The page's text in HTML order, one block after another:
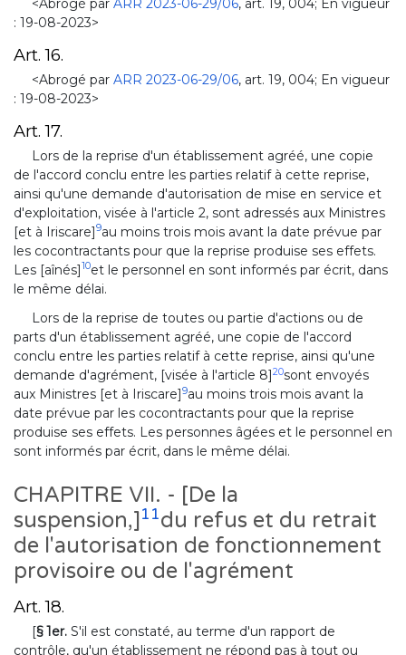
: 19-08-2023>
Art. 16.
<Abrogé par ARR 2023-06-29/06, art. 19, 004; En vigueur
: 19-08-2023>
Art. 17.
Lors de la reprise d'un établissement agréé, une copie
de l'accord conclu entre les parties relatif à cette reprise,
ainsi qu'une demande d'autorisation de mise en service et
d'exploitation, visée à l'article 2, sont adressés aux Ministres
[et à Iriscare]9au moins trois mois avant la date prévue par
les cocontractants pour que la reprise produise ses effets.
Les [aînés]10et le personnel en sont informés par écrit, dans
le même délai.
Lors de la reprise de toutes ou partie d'actions ou de
parts d'un établissement agréé, une copie de l'accord
conclu entre les parties relatif à cette reprise, ainsi qu'une
demande d'agrément, [visée à l'article 8]20sont envoyés
aux Ministres [et à Iriscare]9au moins trois mois avant la
date prévue par les cocontractants pour que la reprise
produise ses effets. Les personnes âgées et le personnel en
sont informés par écrit, dans le même délai.
CHAPITRE VII. - [De la
suspension,]11du refus et du retrait
de l'autorisation de fonctionnement
provisoire ou de l'agrément
Art. 18.
[§ 1er. S'il est constaté, au terme d'un rapport de
contrôle, qu'un établissement ne répond pas à tout ou